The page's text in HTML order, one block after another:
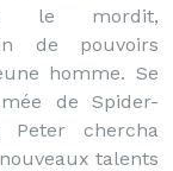
le mordit,
de pouvoirs
homme. Se
de Spider-
chercha
talents